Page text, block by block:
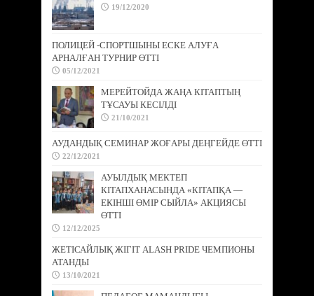
19/12/2020
ПОЛИЦЕЙ -СПОРТШЫНЫ ЕСКЕ АЛУҒА
АРНАЛҒАН ТУРНИР ӨТТІ
05/12/2021
МЕРЕЙТОЙДА ЖАҢА КІТАПТЫҢ
ТҰСАУЫ КЕСІЛДІ
21/10/2021
АУДАНДЫҚ СЕМИНАР ЖОҒАРЫ ДЕҢГЕЙДЕ ӨТТІ
22/12/2021
АУЫЛДЫҚ МЕКТЕП
КІТАПХАНАСЫНДА «КІТАПҚА —
ЕКІНШІ ӨМІР СЫЙЛА» АКЦИЯСЫ
ӨТТІ
12/12/2025
ЖЕТІСАЙЛЫҚ ЖІГІТ ALASH PRIDE ЧЕМПИОНЫ
АТАНДЫ
13/10/2021